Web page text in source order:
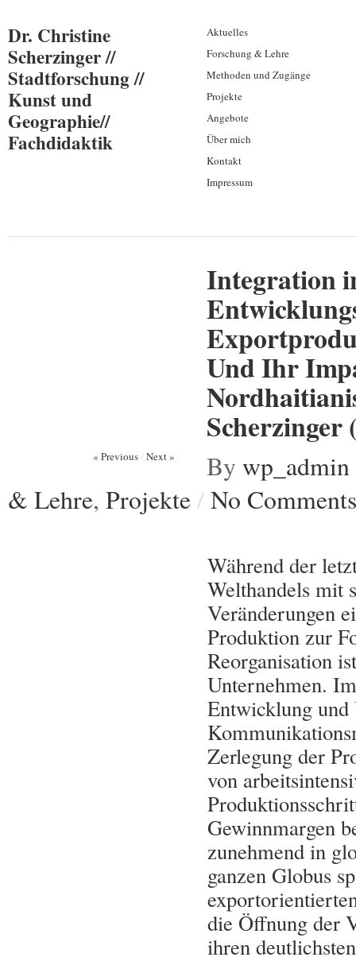
Dr. Christine
Scherzinger //
Stadtforschung //
Kunst und
Geographie//
Fachdidaktik
Aktuelles
Forschung & Lehre
Methoden und Zugänge
Projekte
Angebote
Über mich
Kontakt
Impressum
Integration
Und Ihr
Scherzinger
« Previous/ Next » By wp_admin
& Lehre, Projekte/No Comments
Während der
Welthandels mit
Veränderungen
Produktion zur
Reorganisation
Unternehmen.
Entwicklung und
Zerlegung der
von
Gewinnmargen
zunehmend in
ganzen Globus
die Öffnung der
ihren